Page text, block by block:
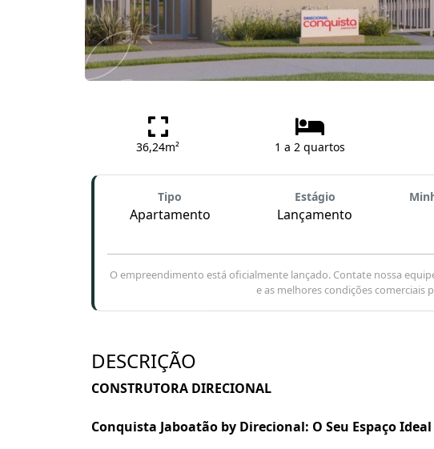
36,24m² 1 a 2 quartos
Tipo
Apartamento
Estágio
Lançamento
O empreendimento está oficialmente lançado. Contate nossa
e as melhores condições comerciais
DESCRIÇÃO
CONSTRUTORA DIRECIONAL
Conquista Jaboatão by Direcional: O Seu Espaço